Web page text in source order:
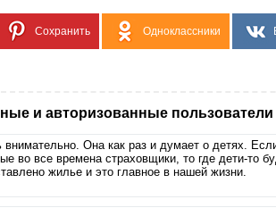
Сохранить Одноклассники
и авторизованные
внимательно. Она как раз и думает о детях.
во все времена страховщики, то где дети-то
жилье и это главное в нашей жизни.